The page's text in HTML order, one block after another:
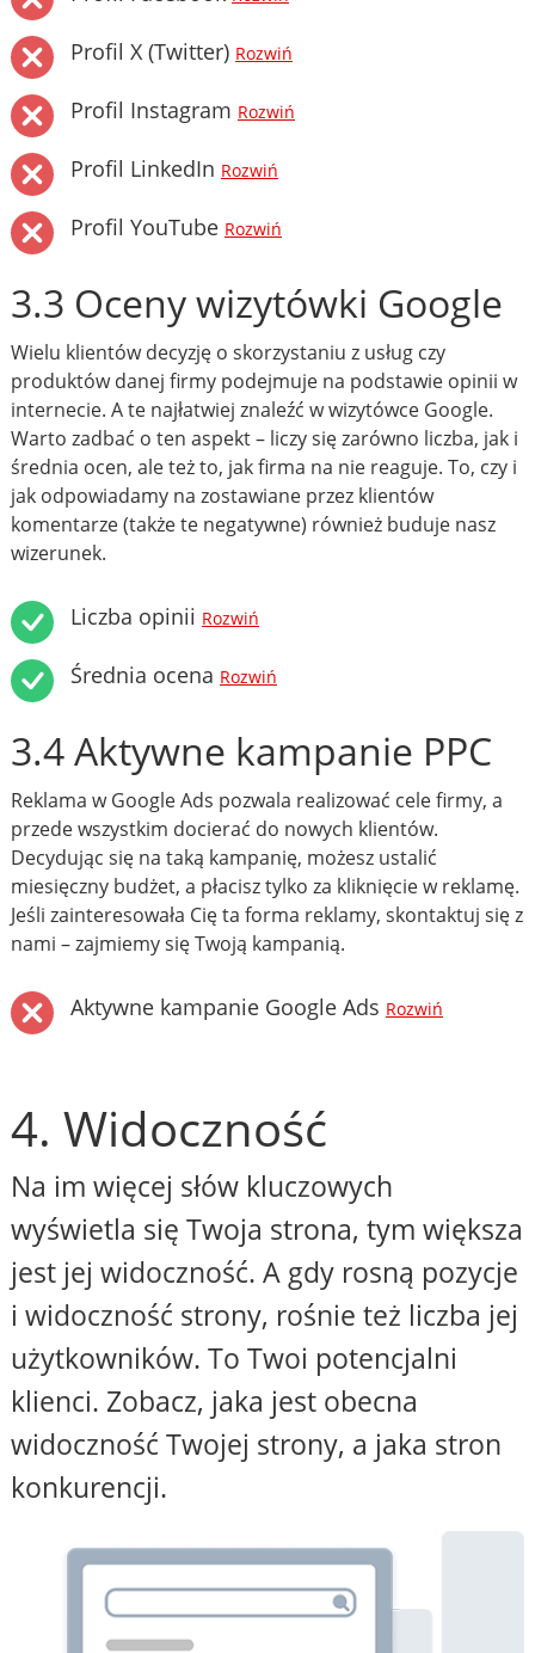
Profil X (Twitter) Rozwiń
Profil Instagram Rozwiń
Profil LinkedIn Rozwiń
Profil YouTube Rozwiń
3.3 Oceny wizytówki Google
Wielu klientów decyzję o skorzystaniu z usług czy
produktów danej firmy podejmuje na podstawie opinii w
internecie. A te najłatwiej znaleźć w wizytówce Google.
Warto zadbać o ten aspekt – liczy się zarówno liczba, jak i
średnia ocen, ale też to, jak firma na nie reaguje. To, czy i
jak odpowiadamy na zostawiane przez klientów
komentarze (także te negatywne) również buduje nasz
wizerunek.
Liczba opinii Rozwiń
Średnia ocena Rozwiń
3.4 Aktywne kampanie PPC
Reklama w Google Ads pozwala realizować cele firmy, a
przede wszystkim docierać do nowych klientów.
Decydując się na taką kampanię, możesz ustalić
miesięczny budżet, a płacisz tylko za kliknięcie w reklamę.
Jeśli zainteresowała Cię ta forma reklamy, skontaktuj się z
nami – zajmiemy się Twoją kampanią.
Aktywne kampanie Google Ads Rozwiń
4. Widoczność
Na im więcej słów kluczowych
wyświetla się Twoja strona, tym większa
jest jej widoczność. A gdy rosną pozycje
i widoczność strony, rośnie też liczba jej
użytkowników. To Twoi potencjalni
klienci. Zobacz, jaka jest obecna
widoczność Twojej strony, a jaka stron
konkurencji.